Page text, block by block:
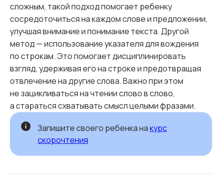
сложным, такой подход помогает ребенку
сосредоточиться на каждом слове и предложении,
улучшая внимание и понимание текста. Другой
метод — использование указателя для вождения
по строкам. Это помогает дисциплинировать
взгляд, удерживая его на строке и предотвращая
отвлечение на другие слова. Важно при этом
не зацикливаться на чтении слово в слово,
а стараться схватывать смысл целыми фразами.
Запишите своего ребенка накурс
скорочтения